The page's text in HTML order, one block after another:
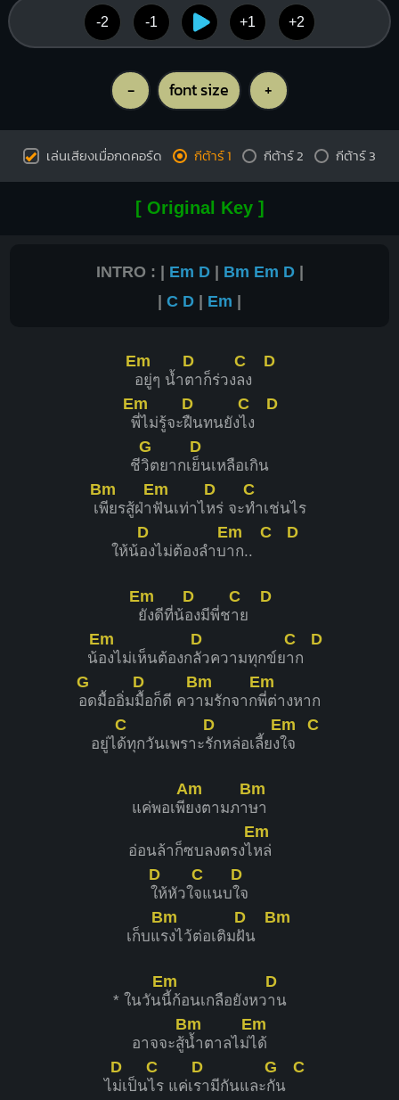
-2 -1 +1 +2
- font size +
เล่นเสียงเมื่อกดคอร์ด กีต้าร์ 1 กีต้าร์ 2 กีต้าร์ 3
[ Original Key ]
INTRO : | Em D| Bm Em D|
| C D | Em |
Em
อยู่ๆ น้ำ
D
ตาก็ร่วง
C
ลง
D
Em
พี่ไม่รู้จะ
D
ฝืนทนยัง
C
ไง
D
ชี
G
วิตยากเ
D
ย็นเหลือเกิน
เ
Bm
พียรสู้ฝ่า
Em
ฟันเท่าไ
D
หร่ จะ
C
ทำเช่นไร
ให้น้
D
องไม่ต้องลำบ
Em
าก..
C D
Em
ยังดีที่น้
D
องมีพี่ช
C
าย
D
น้
Em
องไม่เห็นต้องก
D
ลัวความทุกข์ย
C
าก
D
G
อดมื้ออิ่ม
D
มื้อก็ดี คว
Bm
ามรักจาก
Em
พี่ต่างหาก
อยู่ไ
C
ด้ทุกวันเพราะ
D
รักหล่อเลี้ยง
Em
ใจ
C
แค่พอเพี
Am
ยงตามภา
Bm
ษา
อ่อนล้าก็ซบลงตรงไ
Em
หล่
D
ให้หัวใ
C
จแนบ
D
ใจ
เก็บแ
Bm
รงไว้ต่อเติม
D
ฝัน
Bm
* ในวัน
Em
นี้ก้อนเกลือยังหว
D
าน
อาจจะสู้
Bm
น้ำตาลไม่
Em
ได้
ไ
D
ม่เป็น
C
ไร แค่เ
D
รามีกันและ
G
กัน
C